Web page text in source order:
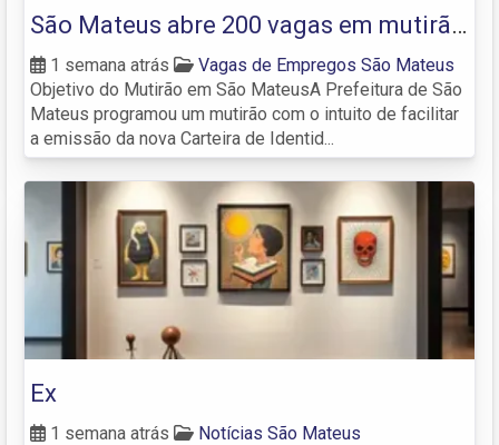
São Mateus abre 200 vagas em mutirão
para emissão da nova Carteira de
Identidade Nacional
1 semana atrás
Vagas de Empregos São Mateus
Objetivo do Mutirão em São MateusA Prefeitura de São
Mateus programou um mutirão com o intuito de facilitar
a emissão da nova Carteira de Identid...
Ex
1 semana atrás
Notícias São Mateus